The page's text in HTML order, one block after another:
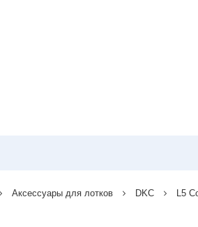
Аксессуары для лотков DKC L5